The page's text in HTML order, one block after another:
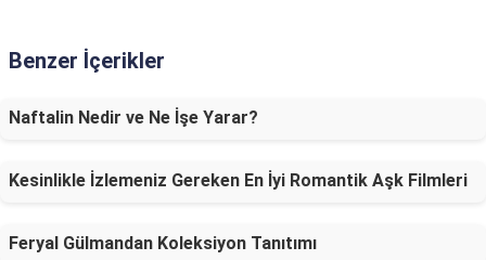
Benzer İçerikler
Naftalin Nedir ve Ne İşe Yarar?
Kesinlikle İzlemeniz Gereken En İyi Romantik Aşk Filmleri
Feryal Gülmandan Koleksiyon Tanıtımı